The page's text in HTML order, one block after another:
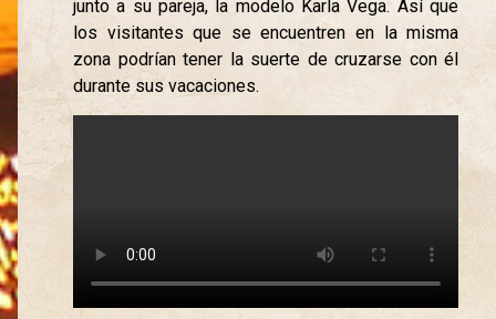
junto a su pareja, la modelo Karla Vega. Así que
los visitantes que se encuentren en la misma
zona podrían tener la suerte de cruzarse con él
durante sus vacaciones.